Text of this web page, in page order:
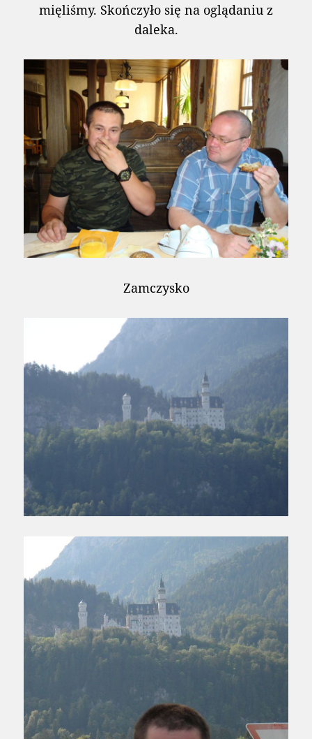
mięliśmy. Skończyło się na oglądaniu z
daleka.
Zamczysko